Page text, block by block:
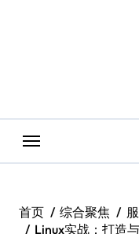
首页 综合聚焦
Linux实战：打造